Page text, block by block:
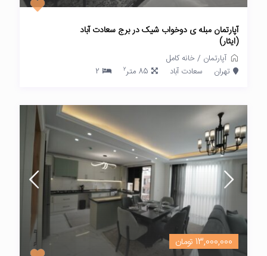
آپارتمان مبله ی دوخواب شیک در برج سعادت آباد
(ایثار)
آپارتمان /خانه کامل
تهران
سعادت آباد 85 متر 2
2
13,000,000 تومان